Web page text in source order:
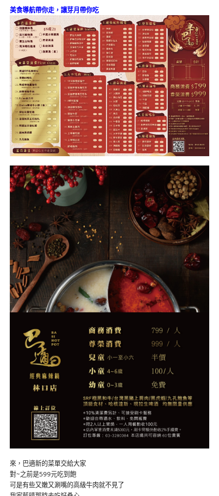
美食導航帶你走，讓芽月帶你吃
來，巴適新的菜單交給大家
對~之前是599元吃到飽
可是有些又嫩又涮嘴的高級牛肉就不見了